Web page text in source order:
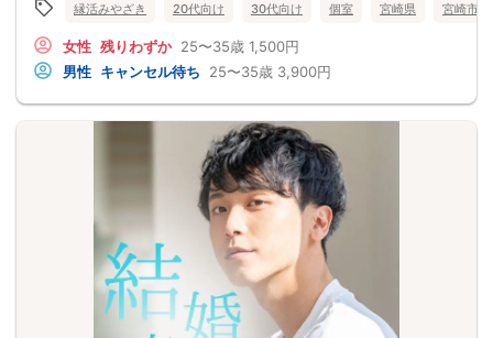
縁活みやざき 20代向け 30代向け 個室 宮崎県 宮崎市
女性 残りわずか 25〜35歳 1,500円
男性 キャンセル待ち 25〜35歳 3,900円